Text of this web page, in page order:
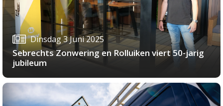
Dinsdag 3 Juni 2025
Sebrechts Zonwering en Rolluiken viert 50-jarig
jubileum